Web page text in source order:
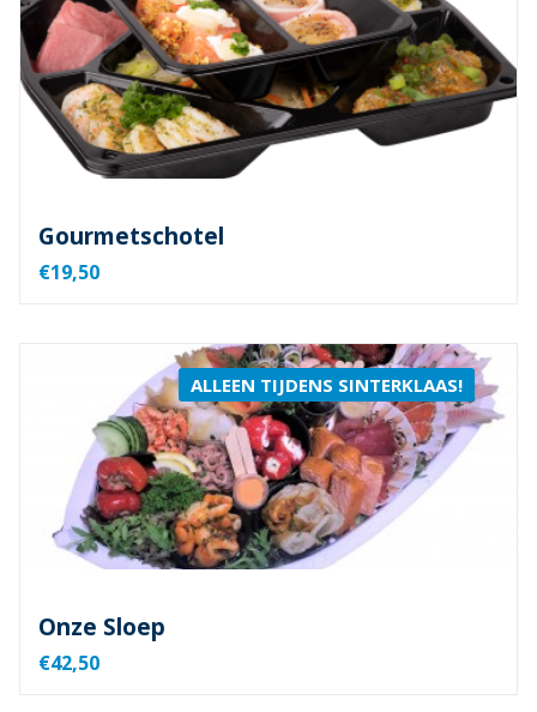
Gourmetschotel
€19,50
ALLEEN TIJDENS SINTERKLAAS!
Onze Sloep
€42,50